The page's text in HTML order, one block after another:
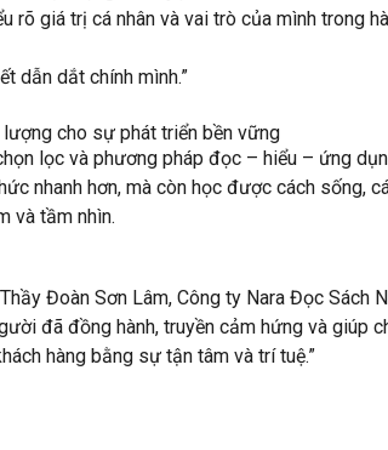
rõ giá trị cá nhân và vai trò của mình trong
dẫn dắt chính mình.”
cho sự phát triển bền vững
lọc và phương pháp đọc – hiểu – ứng
nhanh hơn, mà còn học được cách sống,
và tầm nhìn.
Thầy Đoàn Sơn Lâm, Công ty Nara Đọc Sách
đã đồng hành, truyền cảm hứng và giúp
hàng bằng sự tận tâm và trí tuệ.”